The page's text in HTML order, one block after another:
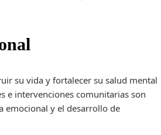
su vida y fortalecer su salud mental
e intervenciones comunitarias son
emocional y el desarrollo de